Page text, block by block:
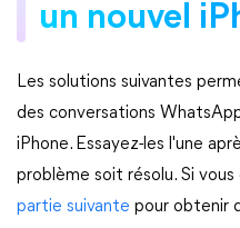
un nouvel
Les solutions suivantes
des conversations
iPhone. Essayez-les l'une
problème soit résolu. Si vous
partie suivante pour obtenir